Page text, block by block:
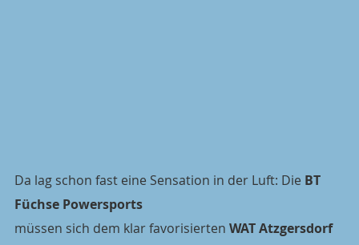
Da lag schon fast eine Sensation in der Luft: Die BT
Füchse Powersports
müssen sich dem klar favorisierten WAT Atzgersdorf